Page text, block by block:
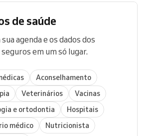
de saúde
agenda e os dados dos
em um só lugar.
Aconselhamento
Veterinários
Vacinas
e ortodontia
Hospitais
médico
Nutricionista